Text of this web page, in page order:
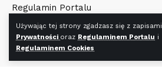
Używając tej strony zgadzasz się z zapisami
Prywatności oraz Regulaminem Portalu i
Regulaminem Cookies
Regulamin Portalu
Polityka Prywatności
Regulamin Cookies